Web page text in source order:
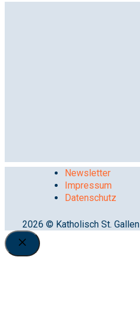
Newsletter
Impressum
Datenschutz
2026 © Katholisch St. Gallen
Close